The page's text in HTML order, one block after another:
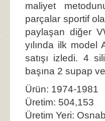
maliyet
parçalar sportif
paylaşan diğer
yılında ilk model
satışı izledi. 4
başına 2 supap
Ürün: 1974-1981
Üretim: 504,153
Üretim Yeri: